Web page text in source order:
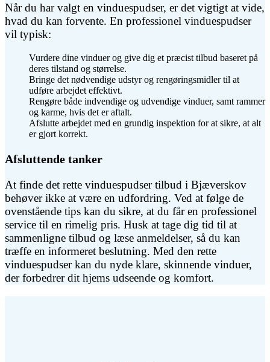
Når du har valgt en vinduespudser, er det vigtigt at vide,
hvad du kan forvente. En professionel vinduespudser
vil typisk:
Vurdere dine vinduer og give dig et præcist tilbud baseret på
deres tilstand og størrelse.
Bringe det nødvendige udstyr og rengøringsmidler til at
udføre arbejdet effektivt.
Rengøre både indvendige og udvendige vinduer, samt rammer
og karme, hvis det er aftalt.
Afslutte arbejdet med en grundig inspektion for at sikre, at alt
er gjort korrekt.
Afsluttende tanker
At finde det rette vinduespudser tilbud i Bjæverskov
behøver ikke at være en udfordring. Ved at følge de
ovenstående tips kan du sikre, at du får en professionel
service til en rimelig pris. Husk at tage dig tid til at
sammenligne tilbud og læse anmeldelser, så du kan
træffe en informeret beslutning. Med den rette
vinduespudser kan du nyde klare, skinnende vinduer,
der forbedrer dit hjems udseende og komfort.